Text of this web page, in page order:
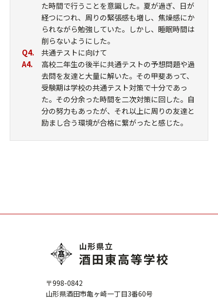
た時間で行うことを意識した。夏が過ぎ、日が
経つにつれ、周りの緊張感も増し、焦燥感にか
られながら勉強していた。しかし、睡眠時間は
削らないようにした。
Q4.
共通テストに向けて
A4.
高校二年生の後半に共通テストの予想問題や過
去問を友達と大量に解いた。その甲斐あって、
受験期は学校の共通テスト対策で十分であっ
た。その分余った時間を二次対策に回した。自
分の努力もあったが、それ以上に周りの友達と
励まし合う環境が合格に繋がったと感じた。
〒998-0842
山形県酒田市亀ヶ崎一丁目3番60号